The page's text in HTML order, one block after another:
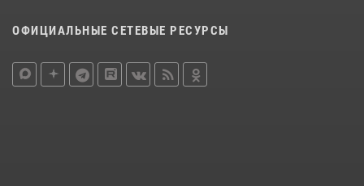
ОФИЦИАЛЬНЫЕ СЕТЕВЫЕ РЕСУРСЫ